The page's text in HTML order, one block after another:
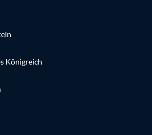
Königreich